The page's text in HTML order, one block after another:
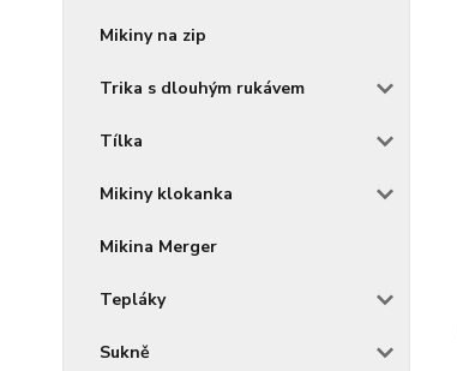
Mikiny na zip
Trika s dlouhým rukávem
Tílka
Mikiny klokanka
Mikina Merger
Tepláky
Sukně